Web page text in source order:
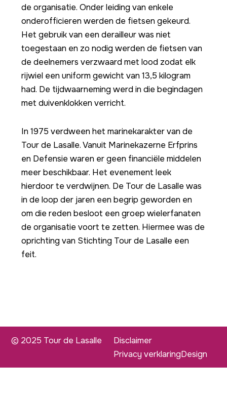
de organisatie. Onder leiding van enkele
onderofficieren werden de fietsen gekeurd.
Het gebruik van een derailleur was niet
toegestaan en zo nodig werden de fietsen van
de deelnemers verzwaard met lood zodat elk
rijwiel een uniform gewicht van 13,5 kilogram
had. De tijdwaarneming werd in die begindagen
met duivenklokken verricht.
In 1975 verdween het marinekarakter van de
Tour de Lasalle. Vanuit Marinekazerne Erfprins
en Defensie waren er geen financiële middelen
meer beschikbaar. Het evenement leek
hierdoor te verdwijnen. De Tour de Lasalle was
in de loop der jaren een begrip geworden en
om die reden besloot een groep wielerfanaten
de organisatie voort te zetten. Hiermee was de
oprichting van Stichting Tour de Lasalle een
feit.
© 2025 Tour de Lasalle
Disclaimer
Privacy verklaringDesign